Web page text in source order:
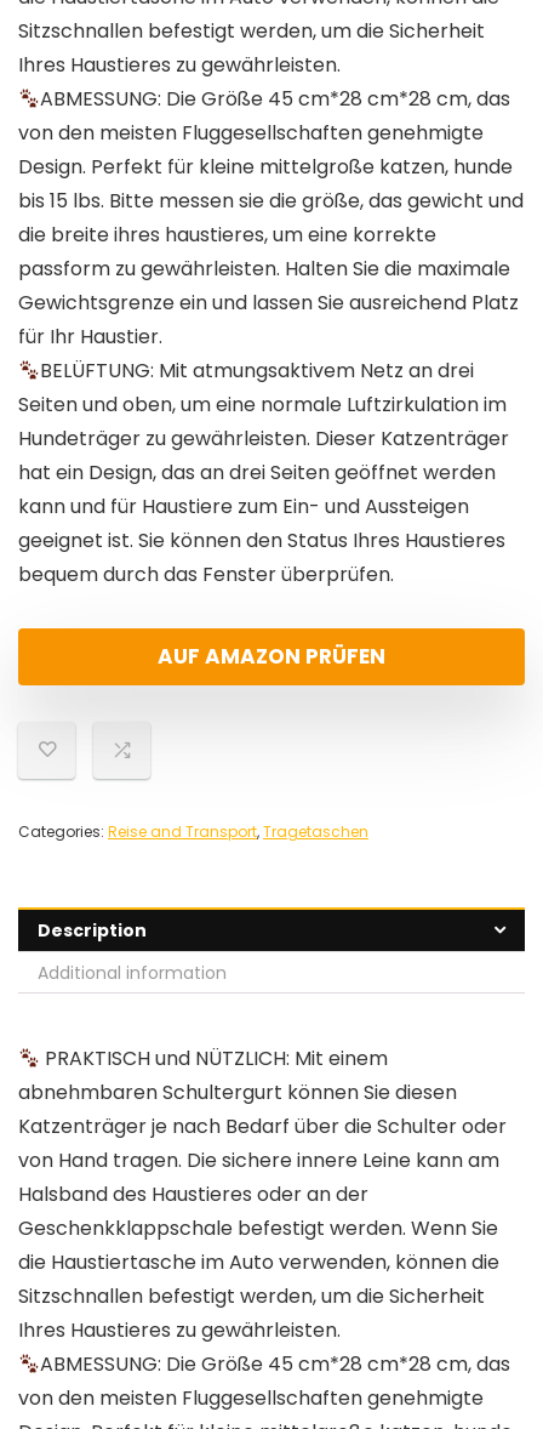
Sitzschnallen befestigt werden, um die Sicherheit
Ihres Haustieres zu gewährleisten.
ABMESSUNG: Die Größe 45 cm*28 cm*28 cm, das
von den meisten Fluggesellschaften genehmigte
Design. Perfekt für kleine mittelgroße katzen, hunde
bis 15 lbs. Bitte messen sie die größe, das gewicht und
die breite ihres haustieres, um eine korrekte
passform zu gewährleisten. Halten Sie die maximale
Gewichtsgrenze ein und lassen Sie ausreichend Platz
für Ihr Haustier.
BELÜFTUNG: Mit atmungsaktivem Netz an drei
Seiten und oben, um eine normale Luftzirkulation im
Hundeträger zu gewährleisten. Dieser Katzenträger
hat ein Design, das an drei Seiten geöffnet werden
kann und für Haustiere zum Ein- und Aussteigen
geeignet ist. Sie können den Status Ihres Haustieres
bequem durch das Fenster überprüfen.
AUF AMAZON PRÜFEN
Categories: Reise and Transport,Tragetaschen
Description
Additional information
PRAKTISCH und NÜTZLICH: Mit einem
abnehmbaren Schultergurt können Sie diesen
Katzenträger je nach Bedarf über die Schulter oder
von Hand tragen. Die sichere innere Leine kann am
Halsband des Haustieres oder an der
Geschenkklappschale befestigt werden. Wenn Sie
die Haustiertasche im Auto verwenden, können die
Sitzschnallen befestigt werden, um die Sicherheit
Ihres Haustieres zu gewährleisten.
ABMESSUNG: Die Größe 45 cm*28 cm*28 cm, das
von den meisten Fluggesellschaften genehmigte